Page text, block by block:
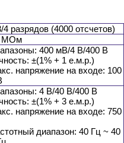
4 разрядов (4000 отсчетов)
МОм
400 мВ/4 В/400 В
±(1% + 1 е.м.р.)
напряжение на входе: 100
4 В/40 В/400 В
±(1% + 3 е.м.р.)
напряжение на входе: 750
диапазон: 40 Гц ~ 40